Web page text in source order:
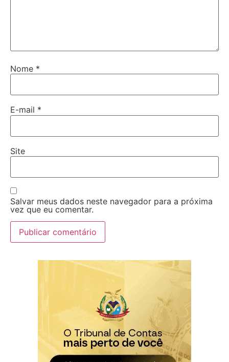
Nome *
E-mail *
Site
Salvar meus dados neste navegador para a próxima
vez que eu comentar.